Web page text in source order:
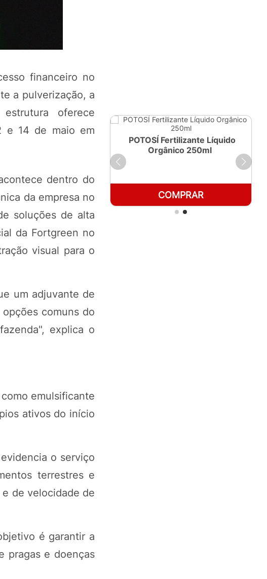
financeiro no
a pulverização, a
oferece
e 14 de maio em
dentro do
da empresa no
soluções de alta
da Fortgreen no
visual para o
um adjuvante de
comuns do
explica o
emulsificante
ativos do início
o serviço
terrestres e
de velocidade de
é garantir a
pragas e doenças
COMPRAR
POTOSÍ Fertilizante Líquido
Orgânico 250ml
COMPRAR